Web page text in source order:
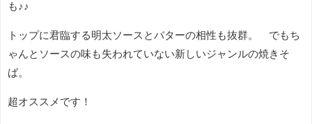
も♪♪
トップに君臨する明太ソースとバターの相性も抜群。 でもち
ゃんとソースの味も失われていない新しいジャンルの焼きそ
ば。
超オススメです！